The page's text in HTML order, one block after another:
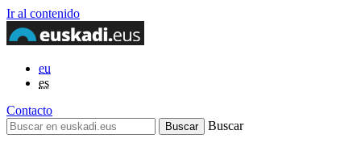
Ir al contenido
eu
es
Contacto
Buscar